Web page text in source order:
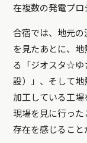
在複数の発電プロ
合宿では、地元
を見たあとに、
る「ジオスタ☆ゆ
設）」、そして地
加工している工
現場を見に行っ
存在を感じること